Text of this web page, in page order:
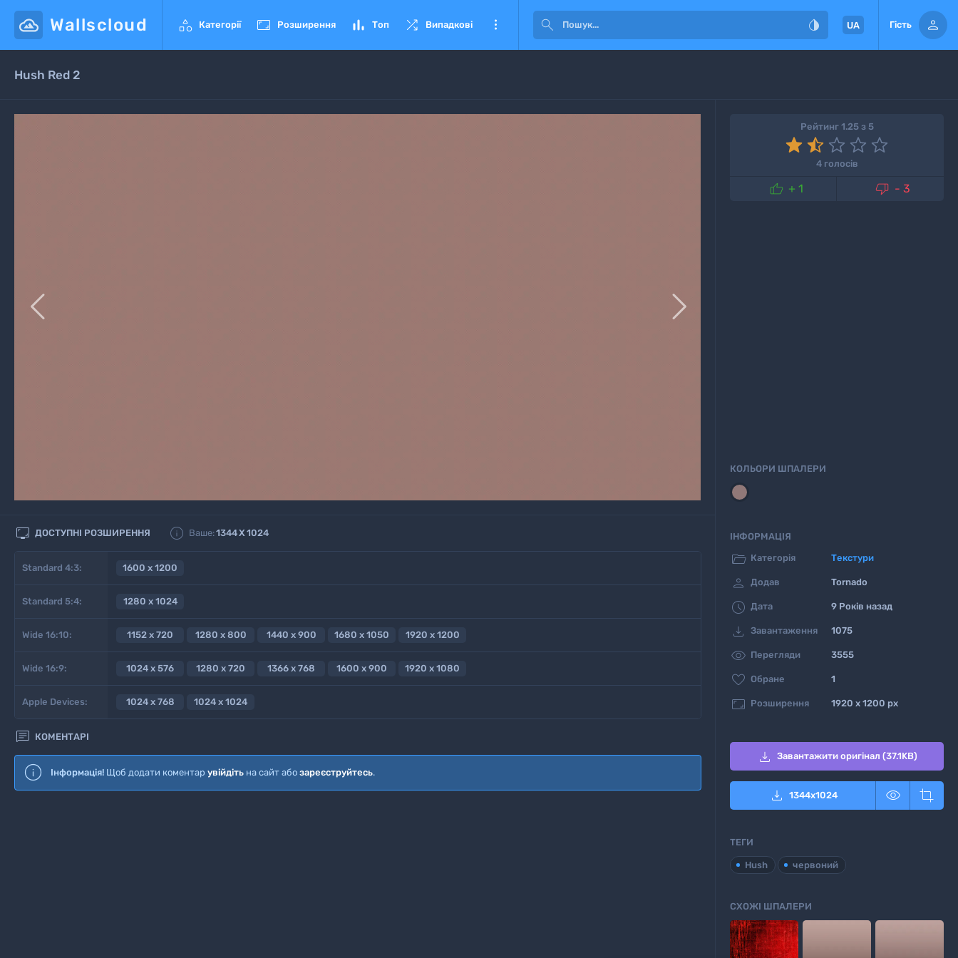
Wallscloud  Категорії  Розширення  Топ  Випадкові    UA Гість 
Hush Red 2
 
 ДОСТУПНІ РОЗШИРЕННЯ  Ваше:1344X 1024
Standard 4:3: 1600 x 1200
Standard 5:4: 1280 x 1024
Wide 16:10: 1152 x 720 1280 x 800 1440 x 900 1680 x 1050 1920 x 1200
Wide 16:9: 1024 x 576 1280 x 720 1366 x 768 1600 x 900 1920 x 1080
Apple Devices: 1024 x 768 1024 x 1024
 КОМЕНТАРІ
Інформація! Щоб додати коментар увійдіть на сайт або зареєструйтесь.
Рейтинг 1.25 з 5
4 голосів
 + 1  - 3
КОЛЬОРИ ШПАЛЕРИ
ІНФОРМАЦІЯ
 Категорія Текстури
 Додав Tornado
 Дата 9 Років назад
 Завантаження 1075
 Перегляди 3555
 Обране 1
 Розширення 1920 x 1200 px
 Завантажити оригінал (37.1KB)
 1344x1024  
ТЕГИ
Hush червоний
СХОЖІ ШПАЛЕРИ